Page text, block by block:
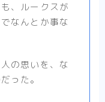
、ルークスが
なんとか事な
の思いを、な
った。